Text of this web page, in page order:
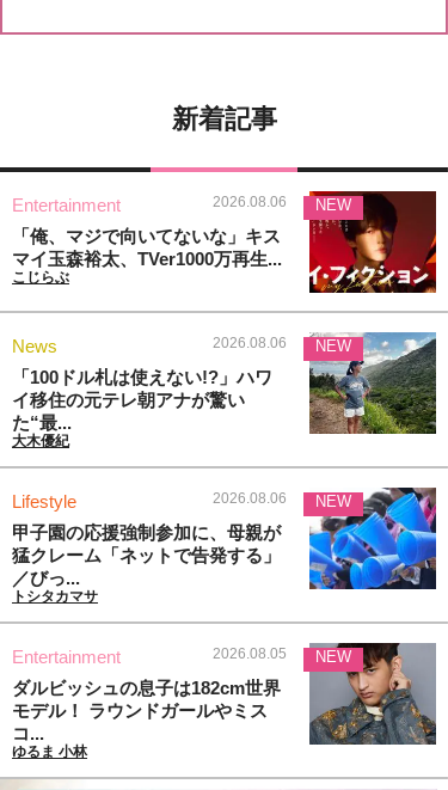
新着記事
Entertainment 2026.08.06
「俺、マジで向いてないな」キス
マイ玉森裕太、TVer1000万再生...
こじらぶ
NEW
News 2026.08.06
「100ドル札は使えない!?」ハワ
イ移住の元テレ朝アナが驚い
た“最...
大木優紀
NEW
Lifestyle 2026.08.06
甲子園の応援強制参加に、母親が
猛クレーム「ネットで告発する」
／びっ...
トシタカマサ
NEW
Entertainment 2026.08.05
ダルビッシュの息子は182cm世界
モデル！ ラウンドガールやミス
コ...
ゆるま 小林
NEW